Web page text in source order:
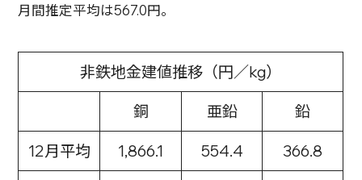
月間推定平均は567.0円。
非鉄地金建値推移（円／kg）
銅 亜鉛 鉛
12月平均 1,866.1 554.4 366.8